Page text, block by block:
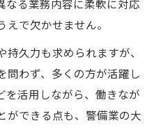
る経験やスキルとは
れと最初の業務内容
ャリアアップする方法
りがいを解説
で感じる達成感とは
なる業務内容に柔軟に対応
で欠かせません。
久力も求められますが、
問わず、多くの方が活躍し
を活用しながら、働きなが
ができる点も、警備業の大